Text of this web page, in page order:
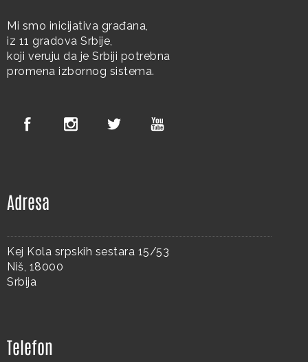
Mi smo inicijativa građana,
iz 11 gradova Srbije,
koji veruju da je Srbiji potrebna
promena izbornog sistema.
Adresa
Kej Kola srpskih sestara 15/53
Niš, 18000
Srbija
Telefon